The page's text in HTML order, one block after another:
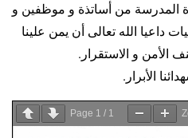
المدرسة من أساتذة و موظفين و
داعيا الله تعالى أن يمن علينا
الأمن و الاستقرار.
الأبرار.
Page 1 / 1